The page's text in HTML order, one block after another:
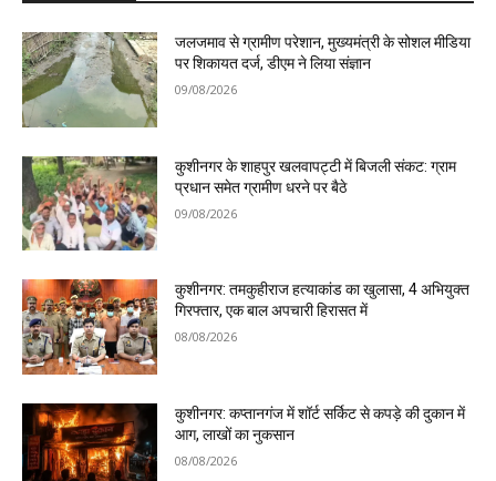
जलजमाव से ग्रामीण परेशान, मुख्यमंत्री के सोशल मीडिया
पर शिकायत दर्ज, डीएम ने लिया संज्ञान
09/08/2026
कुशीनगर के शाहपुर खलवापट्टी में बिजली संकट: ग्राम
प्रधान समेत ग्रामीण धरने पर बैठे
09/08/2026
कुशीनगर: तमकुहीराज हत्याकांड का खुलासा, 4 अभियुक्त
गिरफ्तार, एक बाल अपचारी हिरासत में
08/08/2026
कुशीनगर: कप्तानगंज में शॉर्ट सर्किट से कपड़े की दुकान में
आग, लाखों का नुकसान
08/08/2026